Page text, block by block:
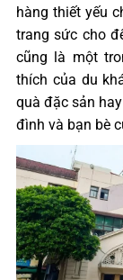
hàng thiết yếu
trang sức cho
cũng là một
thích của du
quà đặc sản
đình và bạn bè